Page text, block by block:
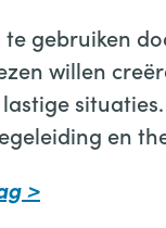
gebruiken
willen
en
>